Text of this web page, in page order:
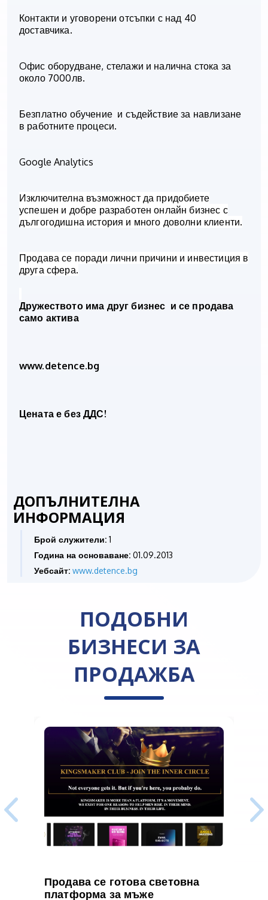
Контакти и уговорени отсъпки с над 40
доставчика.
Oфис оборудване, стелажи и налична стока за
около 7000лв.
Безплатно обучение и съдействие за навлизане
в работните процеси.
Google Analytics
Изключителна възможност да придобиете
успешен и добре разработен онлайн бизнес с
дългогодишна история и много доволни клиенти.
Продава се поради лични причини и инвестиция в
друга сфера.
Дружеството има друг бизнес и се продава
само актива
www.detence.bg
Цената е без ДДС!
ДОПЪЛНИТЕЛНА
ИНФОРМАЦИЯ
Брой служители: 1
Година на основаване: 01.09.2013
Уебсайт: www.detence.bg
ПОДОБНИ
БИЗНЕСИ ЗА
ПРОДАЖБА
Продава се готова световна
платформа за мъже